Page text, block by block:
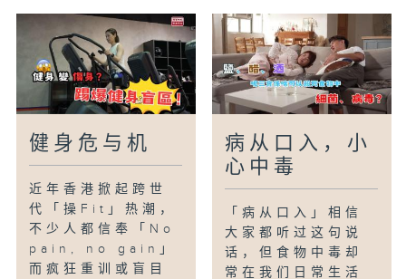
健身危与机
近年香港掀起跨世
代「操Fit」热潮，
不少人都信奉「No
pain, no gain」
而疯狂重训或盲目
病从口入，小
心中毒
「病从口入」相信
大家都听过这句说
话，但食物中毒却
常在我们日常生活